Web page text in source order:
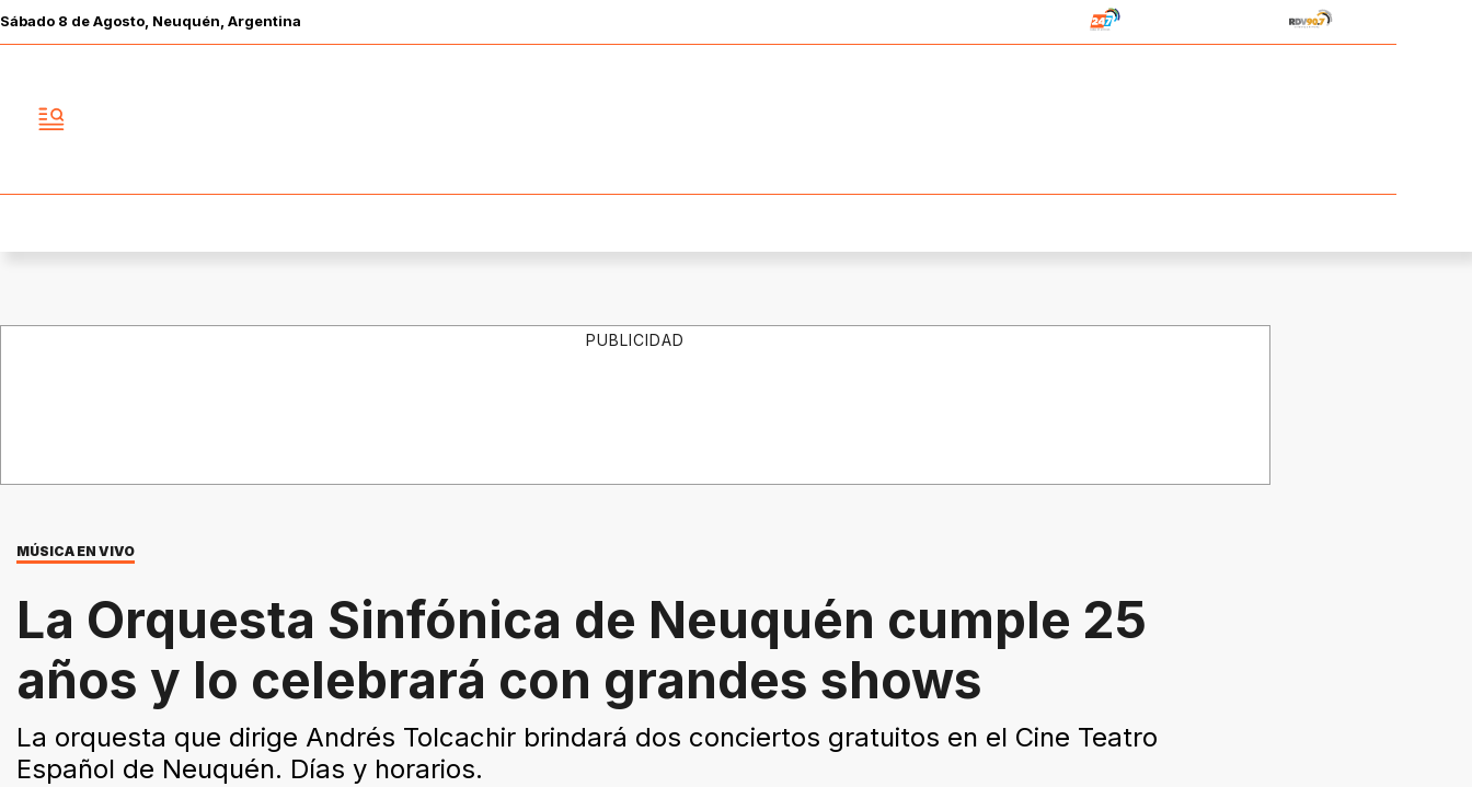
Sábado 8 deAgosto , Neuquén, Argentina
PUBLICIDAD
MÚSICA EN VIVO
La Orquesta Sinfónica de Neuquén cumple 25
años y lo celebrará con grandes shows
La orquesta que dirige Andrés Tolcachir brindará dos conciertos gratuitos en el Cine Teatro
Español de Neuquén. Días y horarios.